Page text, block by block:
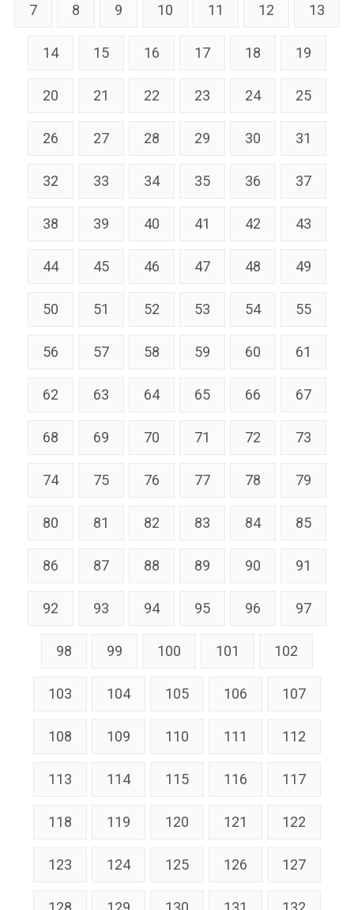
7 8 9 10 11 12 13
14 15 16 17 18 19
20 21 22 23 24 25
26 27 28 29 30 31
32 33 34 35 36 37
38 39 40 41 42 43
44 45 46 47 48 49
50 51 52 53 54 55
56 57 58 59 60 61
62 63 64 65 66 67
68 69 70 71 72 73
74 75 76 77 78 79
80 81 82 83 84 85
86 87 88 89 90 91
92 93 94 95 96 97
98 99 100 101 102
103 104 105 106 107
108 109 110 111 112
113 114 115 116 117
118 119 120 121 122
123 124 125 126 127